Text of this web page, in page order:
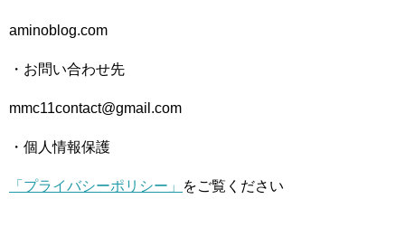
aminoblog.com
・お問い合わせ先
mmc11contact@gmail.com
・個人情報保護
「プライバシーポリシー」 をご覧ください